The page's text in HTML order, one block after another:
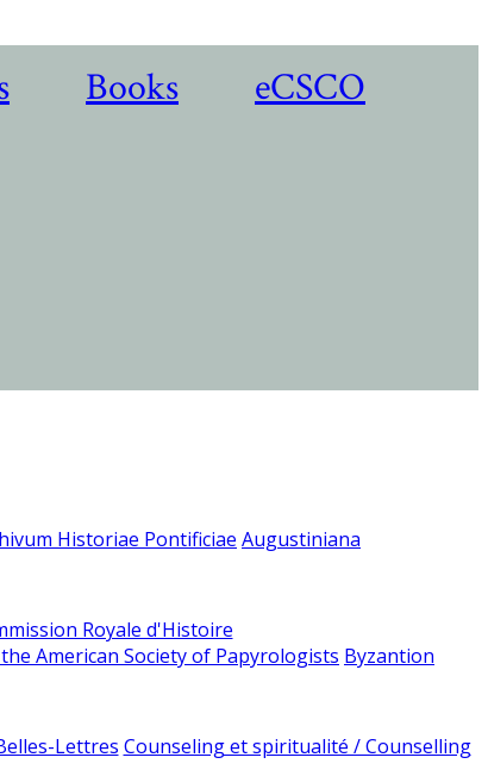
Books eCSCO
Historiae Pontificiae Augustiniana
Royale d'Histoire
American Society of Papyrologists Byzantion
Lettres Counseling et spiritualité / Counselling